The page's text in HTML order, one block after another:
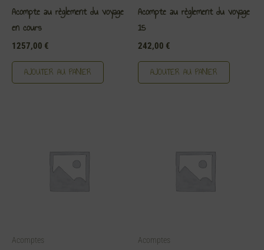
Acompte au règlement du voyage
en cours
1257,00 €
AJOUTER AU PANIER
Acompte au règlement du voyage
15
242,00 €
AJOUTER AU PANIER
Acomptes Acomptes